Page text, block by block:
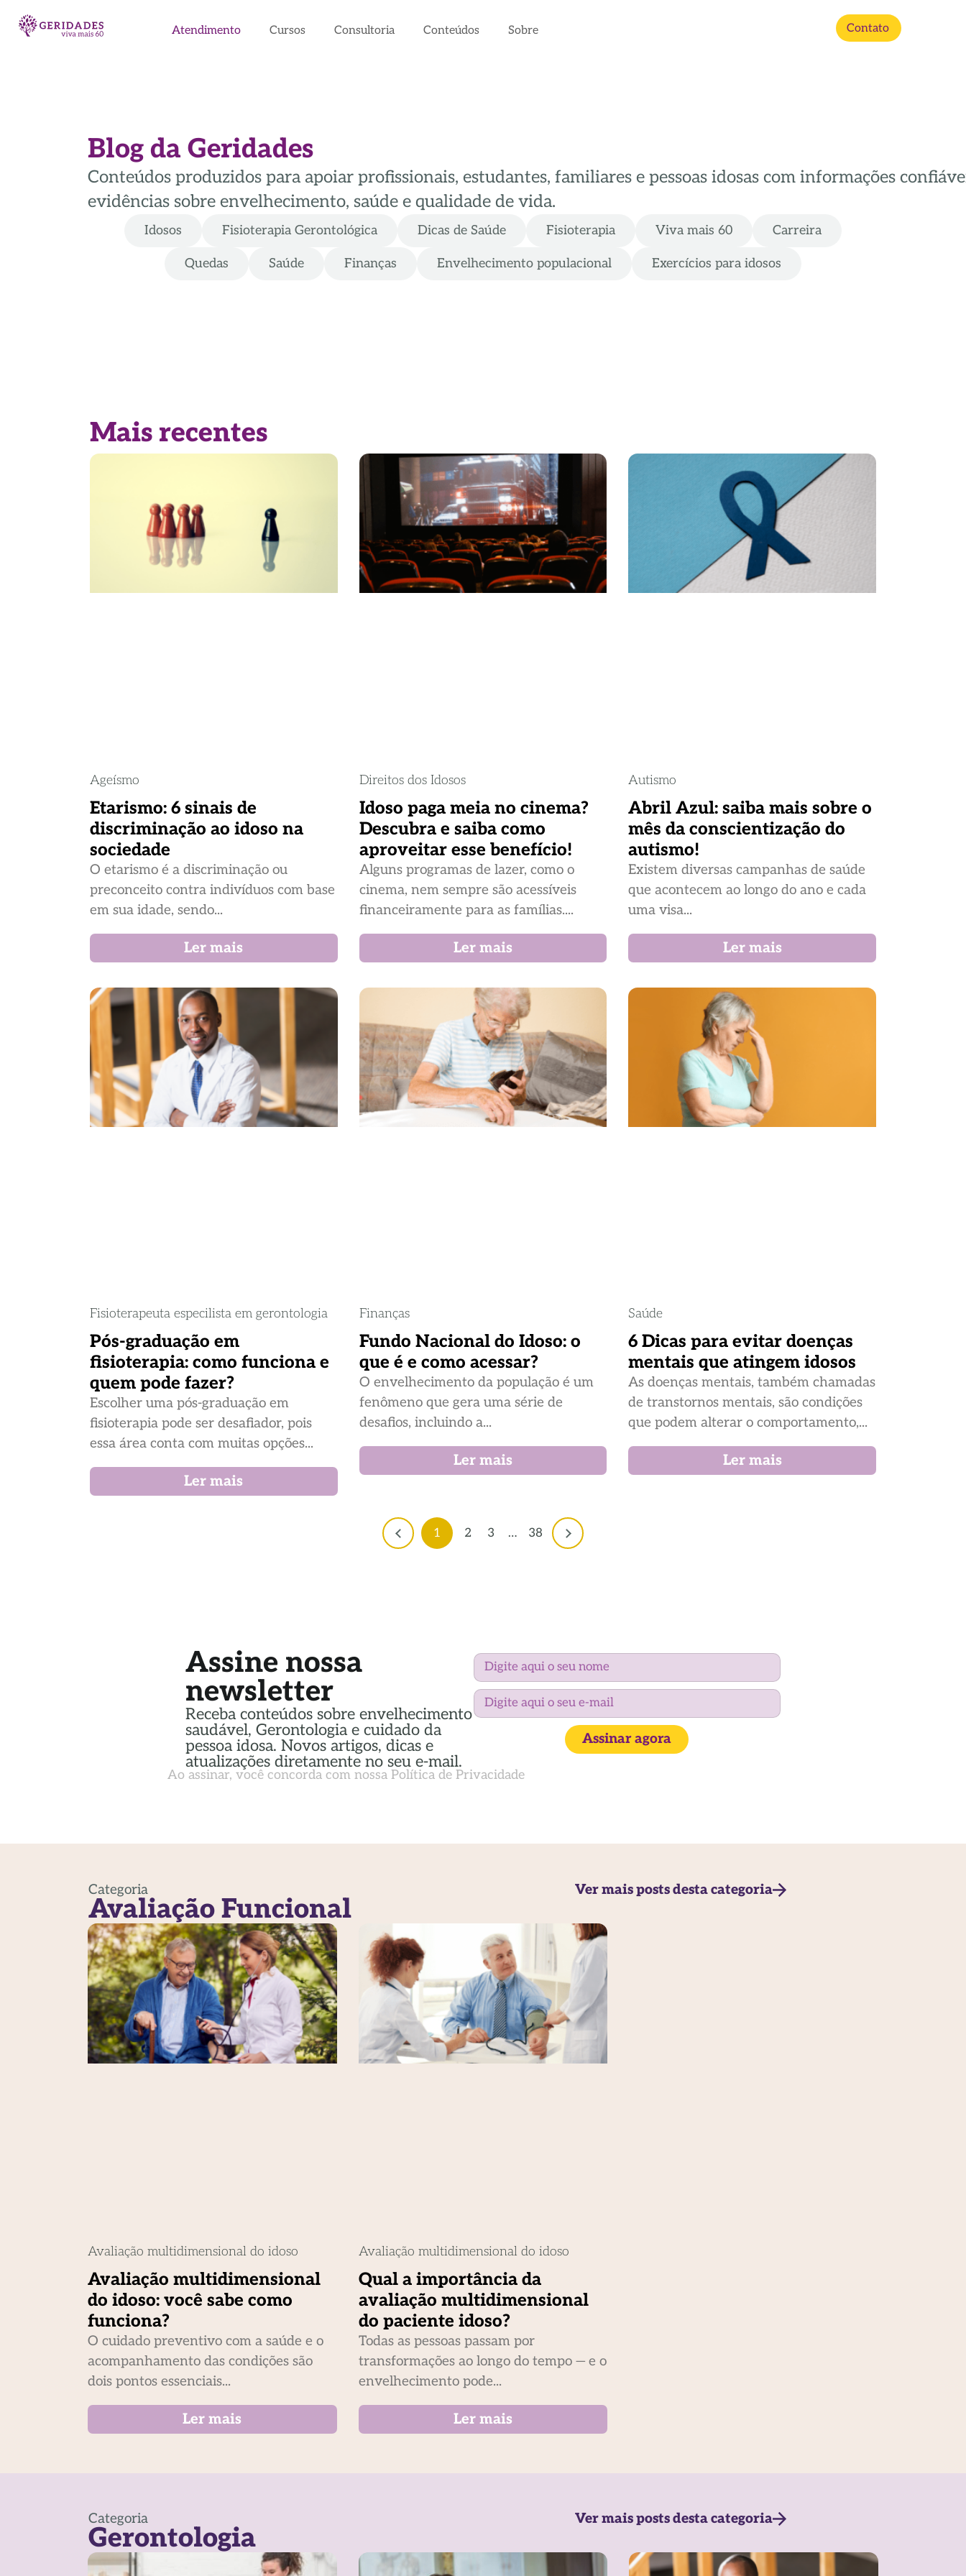
Atendimento Cursos Consultoria Conteúdos Sobre Contato
Blog da Geridades
Conteúdos produzidos para apoiar profissionais, estudantes, familiares e pessoas idosas com informações
evidências sobre envelhecimento, saúde e qualidade de vida.
Idosos Fisioterapia Gerontológica Dicas de Saúde Fisioterapia Viva mais 60 Carreira
Quedas Saúde Finanças Envelhecimento populacional Exercícios para idosos
Mais recentes
Ageísmo
Etarismo: 6 sinais de
discriminação ao idoso na
sociedade
O etarismo é a discriminação ou
preconceito contra indivíduos com base
em sua idade, sendo...
Ler mais
Direitos dos Idosos
Idoso paga meia no cinema?
Descubra e saiba como
aproveitar esse benefício!
Alguns programas de lazer, como o
cinema, nem sempre são acessíveis
financeiramente para as famílias....
Ler mais
Autismo
Abril Azul: saiba mais sobre o
mês da conscientização do
autismo!
Existem diversas campanhas de saúde
que acontecem ao longo do ano e cada
uma visa...
Ler mais
Fisioterapeuta especilista em gerontologia
Pós-graduação em
fisioterapia: como funciona e
quem pode fazer?
Escolher uma pós-graduação em
fisioterapia pode ser desafiador, pois
essa área conta com muitas opções...
Ler mais
Finanças
Fundo Nacional do Idoso: o
que é e como acessar?
O envelhecimento da população é um
fenômeno que gera uma série de
desafios, incluindo a...
Ler mais
Saúde
6 Dicas para evitar doenças
mentais que atingem idosos
As doenças mentais, também chamadas
de transtornos mentais, são condições
que podem alterar o comportamento,...
Ler mais
1 2 3 … 38
Assine nossa
newsletter
Receba conteúdos sobre envelhecimento
saudável, Gerontologia e cuidado da
pessoa idosa. Novos artigos, dicas e
atualizações diretamente no seu e-mail.
Assinar agora
Ao assinar, você concorda com nossa Política de Privacidade
Categoria
Avaliação Funcional
Ver mais posts desta categoria
Avaliação multidimensional do idoso
Avaliação multidimensional
do idoso: você sabe como
funciona?
O cuidado preventivo com a saúde e o
acompanhamento das condições são
dois pontos essenciais...
Ler mais
Avaliação multidimensional do idoso
Qual a importância da
avaliação multidimensional
do paciente idoso?
Todas as pessoas passam por
transformações ao longo do tempo — e o
envelhecimento pode...
Ler mais
Categoria
Gerontologia
Ver mais posts desta categoria